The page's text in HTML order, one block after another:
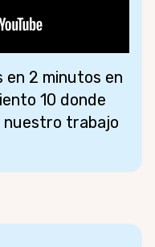
en 2 minutos en
10 donde
nuestro trabajo